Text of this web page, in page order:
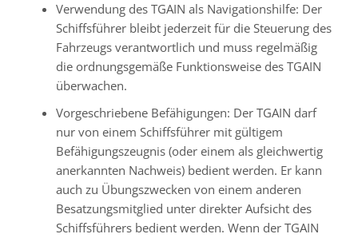
Verwendung des TGAIN als Navigationshilfe: Der
Schiffsführer bleibt jederzeit für die Steuerung des
Fahrzeugs verantwortlich und muss regelmäßig
die ordnungsgemäße Funktionsweise des TGAIN
überwachen.
Vorgeschriebene Befähigungen: Der TGAIN darf
nur von einem Schiffsführer mit gültigem
Befähigungszeugnis (oder einem als gleichwertig
anerkannten Nachweis) bedient werden. Er kann
auch zu Übungszwecken von einem anderen
Besatzungsmitglied unter direkter Aufsicht des
Schiffsführers bedient werden. Wenn der TGAIN